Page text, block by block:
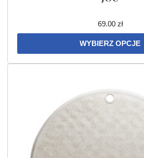
69.00 zł
WYBIERZ OPCJE